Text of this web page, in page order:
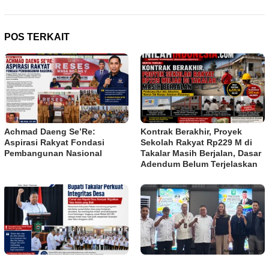
POS TERKAIT
Achmad Daeng Se’Re:
Aspirasi Rakyat Fondasi
Pembangunan Nasional
Kontrak Berakhir, Proyek
Sekolah Rakyat Rp229 M di
Takalar Masih Berjalan, Dasar
Adendum Belum Terjelaskan